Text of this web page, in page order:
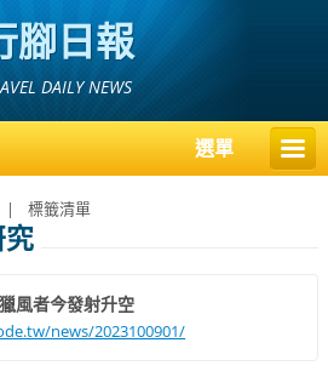
腳日報
DAILY NEWS
選單
| 標籤清單
風者今發射升空
news/2023100901/